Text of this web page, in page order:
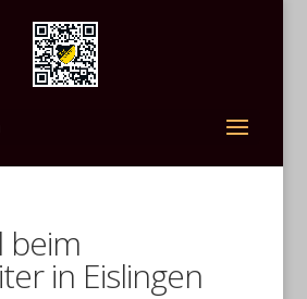
beim
in Eislingen